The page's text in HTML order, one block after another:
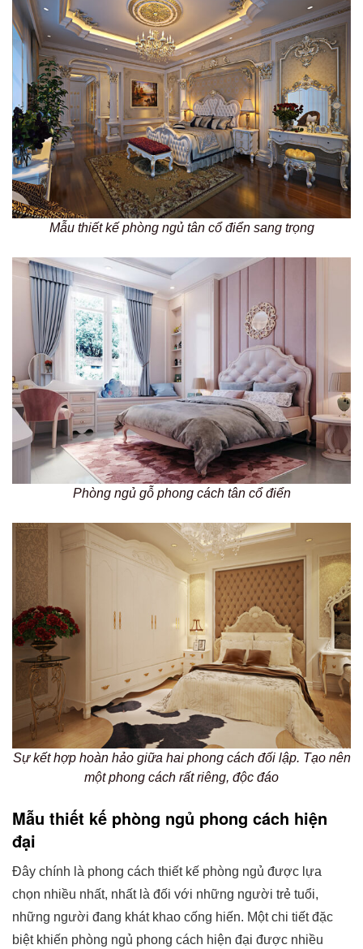
Mẫu thiết kế phòng ngủ tân cổ điển sang trọng
Phòng ngủ gỗ phong cách tân cổ điển
Sự kết hợp hoàn hảo giữa hai phong cách đối lập. Tạo nên
một phong cách rất riêng, độc đáo
Mẫu thiết kế phòng ngủ phong cách hiện
đại
Đây chính là phong cách thiết kế phòng ngủ được lựa
chọn nhiều nhất, nhất là đối với những người trẻ tuổi,
những người đang khát khao cống hiến. Một chi tiết đặc
biệt khiến phòng ngủ phong cách hiện đại được nhiều